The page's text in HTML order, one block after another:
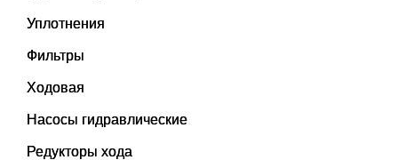
Уплотнения
Фильтры
Ходовая
Насосы гидравлические
Редукторы хода